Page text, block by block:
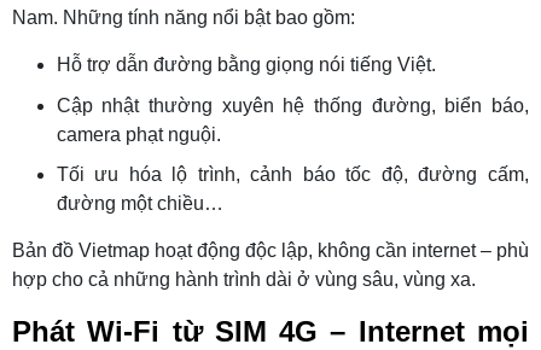
Nam. Những tính năng nổi bật bao gồm:
Hỗ trợ dẫn đường bằng giọng nói tiếng Việt.
Cập nhật thường xuyên hệ thống đường, biển báo,
camera phạt nguội.
Tối ưu hóa lộ trình, cảnh báo tốc độ, đường cấm,
đường một chiều…
Bản đồ Vietmap hoạt động độc lập, không cần internet – phù
hợp cho cả những hành trình dài ở vùng sâu, vùng xa.
Phát Wi-Fi từ SIM 4G – Internet mọi